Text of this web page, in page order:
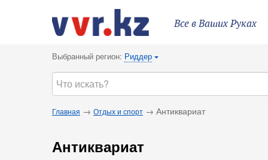
Все в Ваших Руках
Выбранный регион: Риддер {
Главная → Отдых и спорт → Антиквариат
Антиквариат